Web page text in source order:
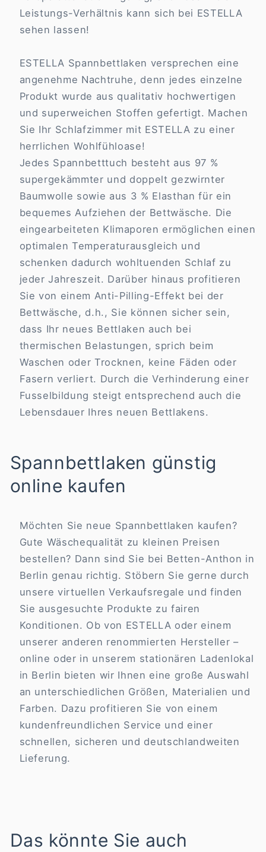
Leistungs-Verhältnis kann sich bei ESTELLA
sehen lassen!
ESTELLA Spannbettlaken versprechen eine
angenehme Nachtruhe, denn jedes einzelne
Produkt wurde aus qualitativ hochwertigen
und superweichen Stoffen gefertigt. Machen
Sie Ihr Schlafzimmer mit ESTELLA zu einer
herrlichen Wohlfühloase!
Jedes Spannbetttuch besteht aus 97 %
supergekämmter und doppelt gezwirnter
Baumwolle sowie aus 3 % Elasthan für ein
bequemes Aufziehen der Bettwäsche. Die
eingearbeiteten Klimaporen ermöglichen einen
optimalen Temperaturausgleich und
schenken dadurch wohltuenden Schlaf zu
jeder Jahreszeit. Darüber hinaus profitieren
Sie von einem Anti-Pilling-Effekt bei der
Bettwäsche, d.h., Sie können sicher sein,
dass Ihr neues Bettlaken auch bei
thermischen Belastungen, sprich beim
Waschen oder Trocknen, keine Fäden oder
Fasern verliert. Durch die Verhinderung einer
Fusselbildung steigt entsprechend auch die
Lebensdauer Ihres neuen Bettlakens.
Spannbettlaken günstig
online kaufen
Möchten Sie neue Spannbettlaken kaufen?
Gute Wäschequalität zu kleinen Preisen
bestellen? Dann sind Sie bei Betten-Anthon in
Berlin genau richtig. Stöbern Sie gerne durch
unsere virtuellen Verkaufsregale und finden
Sie ausgesuchte Produkte zu fairen
Konditionen. Ob von ESTELLA oder einem
unserer anderen renommierten Hersteller –
online oder in unserem stationären Ladenlokal
in Berlin bieten wir Ihnen eine große Auswahl
an unterschiedlichen Größen, Materialien und
Farben. Dazu profitieren Sie von einem
kundenfreundlichen Service und einer
schnellen, sicheren und deutschlandweiten
Lieferung.
Das könnte Sie auch